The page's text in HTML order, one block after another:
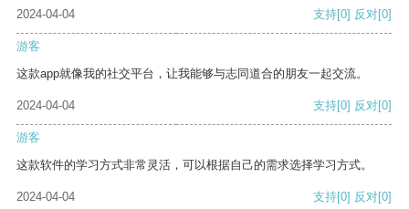
2024-04-04 支持[0] 反对[0]
游客
这款app就像我的社交平台，让我能够与志同道合的朋友一起交流。
2024-04-04 支持[0] 反对[0]
游客
这款软件的学习方式非常灵活，可以根据自己的需求选择学习方式。
2024-04-04 支持[0] 反对[0]